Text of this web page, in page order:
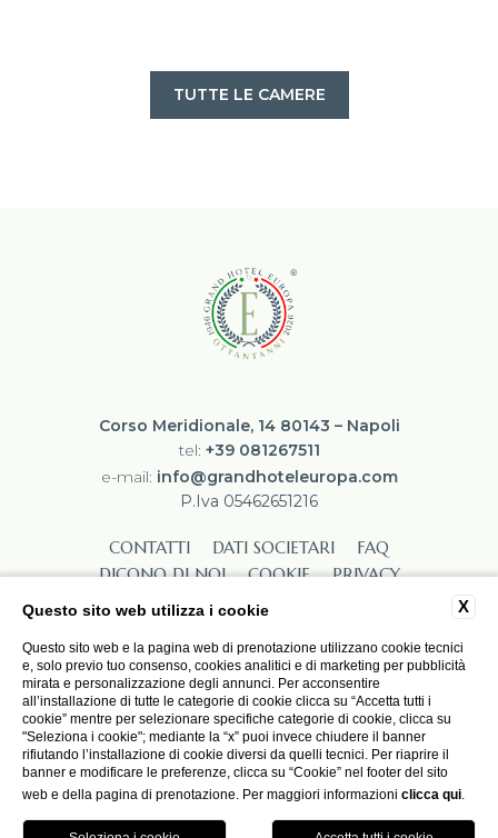
TUTTE LE CAMERE
Corso Meridionale, 14 80143 – Napoli
tel: +39 081267511
e-mail: info@grandhoteleuropa.com
P.Iva 05462651216
CONTATTI DATI SOCIETARI
FAQ
DICONO DI NOI
COOKIE
PRIVACY
LAVORA CON NOI
WEBSITE BY BLASTNESS
X
Questo sito web utilizza i cookie
Questo sito web e la pagina web di prenotazione utilizzano cookie tecnici
e, solo previo tuo consenso, cookies analitici e di marketing per pubblicità
mirata e personalizzazione degli annunci. Per acconsentire
all’installazione di tutte le categorie di cookie clicca su “Accetta tutti i
cookie” mentre per selezionare specifiche categorie di cookie, clicca su
"Seleziona i cookie"; mediante la “x” puoi invece chiudere il banner
rifiutando l’installazione di cookie diversi da quelli tecnici. Per riaprire il
banner e modificare le preferenze, clicca su “Cookie” nel footer del sito
web e della pagina di prenotazione. Per maggiori informazioni clicca qui.